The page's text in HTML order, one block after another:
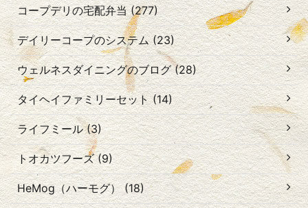
コープデリの宅配弁当 (277)
デイリーコープのシステム (23)
ウェルネスダイニングのブログ (28)
タイヘイファミリーセット (14)
ライフミール (3)
トオカツフーズ (9)
HeMog（ハーモグ） (18)